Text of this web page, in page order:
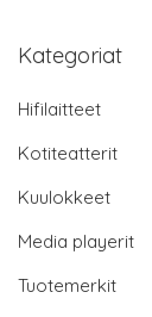
Kategoriat
Hifilaitteet
Kotiteatterit
Kuulokkeet
Media playerit
Tuotemerkit